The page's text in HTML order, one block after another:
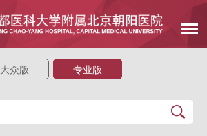
大众版 专业版